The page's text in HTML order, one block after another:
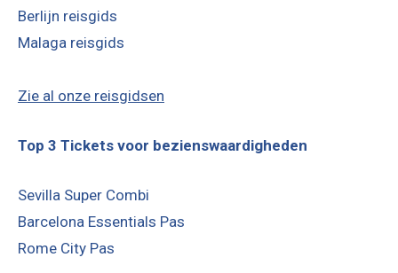
Berlijn reisgids
Malaga reisgids
Zie al onze reisgidsen
Top 3 Tickets voor bezienswaardigheden
Sevilla Super Combi
Barcelona Essentials Pas
Rome City Pas